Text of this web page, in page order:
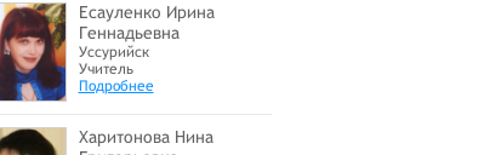
Есауленко Ирина
Геннадьевна
Уссурийск
Учитель
Подробнее
Харитонова Нина